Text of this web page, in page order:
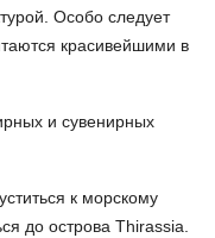
Особо следует
красивейшими в
и сувенирных
к морскому
до острова Thirassia.